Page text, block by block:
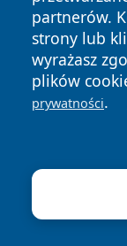
partnerów.
strony lub
wyrażasz
plików
prywatności.
News Autorzy